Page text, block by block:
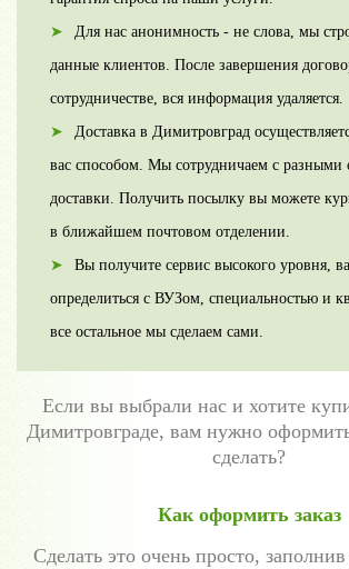
Для нас анонимность - не слова, мы
данные клиентов. После завершения
сотрудничестве, вся информация удаляется.
Доставка в Димитровград
вас способом. Мы сотрудничаем с разными
доставки. Получить посылку вы можете
в ближайшем почтовом отделении.
Вы получите сервис высокого уровня,
определиться с ВУЗом, специальностью и
все остальное мы сделаем сами.
Если вы выбрали нас и хотите
Димитровграде, вам нужно
сделать?
Как оформить заказ
Сделать это очень просто,